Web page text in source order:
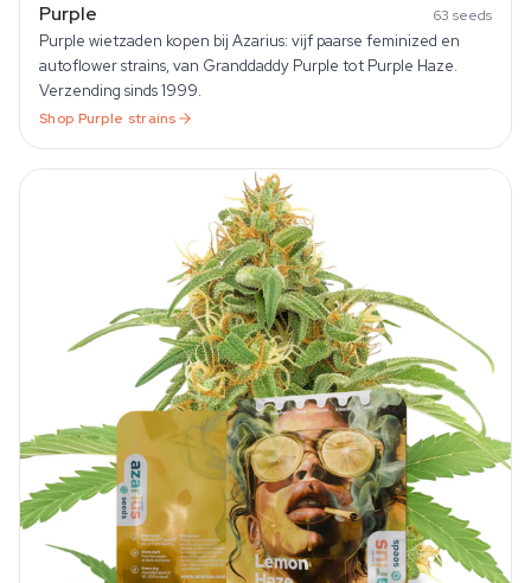
Purple 63 seeds
Purple wietzaden kopen bij Azarius: vijf paarse feminized en
autoflower strains, van Granddaddy Purple tot Purple Haze.
Verzending sinds 1999.
Shop Purple strains